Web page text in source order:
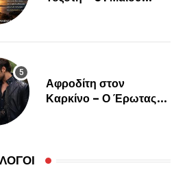
Αφροδίτη στον
Καρκίνο – Ο Έρωτας